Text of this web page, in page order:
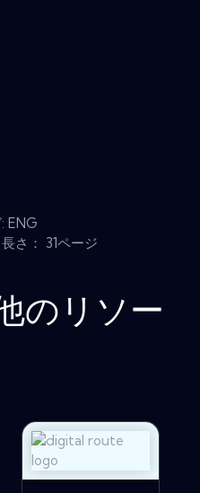
ENG
さ： 31ページ
のリソー